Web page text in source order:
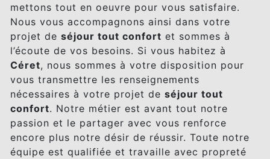
mettons tout en oeuvre pour vous satisfaire.
Nous vous accompagnons ainsi dans votre
projet de séjour tout confort et sommes à
l’écoute de vos besoins. Si vous habitez à
Céret, nous sommes à votre disposition pour
vous transmettre les renseignements
nécessaires à votre projet de séjour tout
confort. Notre métier est avant tout notre
passion et le partager avec vous renforce
encore plus notre désir de réussir. Toute notre
équipe est qualifiée et travaille avec propreté